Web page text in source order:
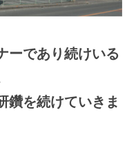
ーであり続けいる
鑽を続けていきま